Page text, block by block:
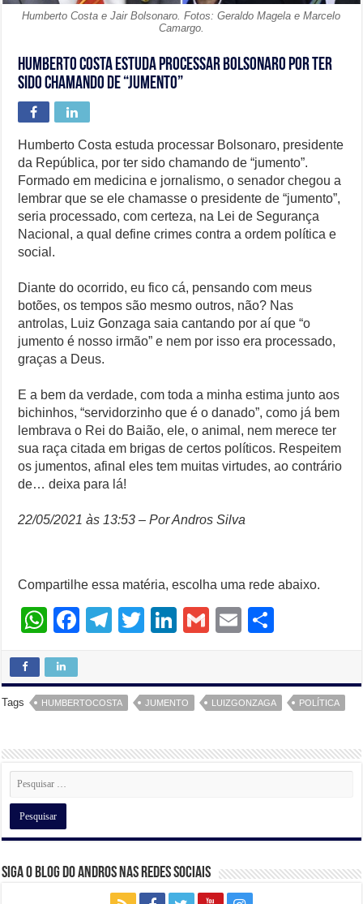
Humberto Costa e Jair Bolsonaro. Fotos: Geraldo Magela e Marcelo
Camargo.
Humberto Costa estuda processar Bolsonaro por ter
sido chamando de “jumento”
Humberto Costa estuda processar Bolsonaro, presidente
da República, por ter sido chamando de “jumento”.
Formado em medicina e jornalismo, o senador chegou a
lembrar que se ele chamasse o presidente de “jumento”,
seria processado, com certeza, na Lei de Segurança
Nacional, a qual define crimes contra a ordem política e
social.
Diante do ocorrido, eu fico cá, pensando com meus
botões, os tempos são mesmo outros, não? Nas
antrolas, Luiz Gonzaga saia cantando por aí que “o
jumento é nosso irmão” e nem por isso era processado,
graças a Deus.
E a bem da verdade, com toda a minha estima junto aos
bichinhos, “servidorzinho que é o danado”, como já bem
lembrava o Rei do Baião, ele, o animal, nem merece ter
sua raça citada em brigas de certos políticos. Respeitem
os jumentos, afinal eles tem muitas virtudes, ao contrário
de… deixa para lá!
22/05/2021 às 13:53 – Por Andros Silva
Compartilhe essa matéria, escolha uma rede abaixo.
W
at
s
p
p
F
e
o
o
T
gr
m
T
er
Li
e
n
G
E
e
Tags HUMBERTOCOSTA JUMENTO LUIZGONZAGA POLÍTICA
Siga o Blog do Andros nas Redes Sociais